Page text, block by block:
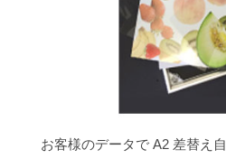
お客様のデータで A2 差替え